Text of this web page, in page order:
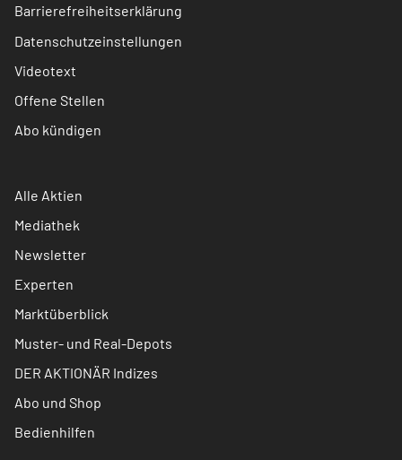
Barrierefreiheitserklärung
Datenschutzeinstellungen
Videotext
Offene Stellen
Abo kündigen
Alle Aktien
Mediathek
Newsletter
Experten
Marktüberblick
Muster- und Real-Depots
DER AKTIONÄR Indizes
Abo und Shop
Bedienhilfen